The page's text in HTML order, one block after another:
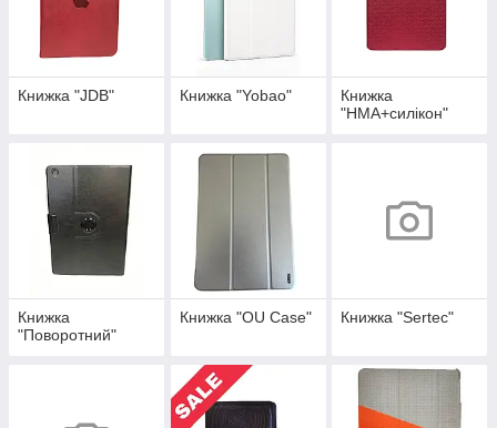
Книжка "JDB" Книжка "Yobao"
Книжка
"HMA+силікон"
Книжка
"Поворотний"
Книжка "OU Case" Книжка "Sertec"